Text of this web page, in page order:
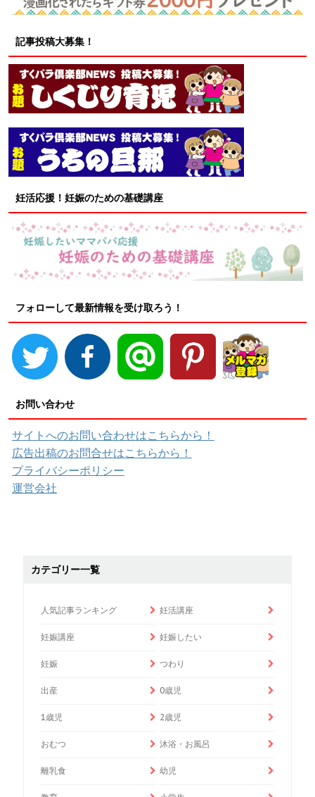
記事投稿大募集！
妊活応援！妊娠のための基礎講座
フォローして最新情報を受け取ろう！
お問い合わせ
サイトへのお問い合わせはこちらから！
広告出稿のお問合せはこちらから！
プライバシーポリシー
運営会社
カテゴリー一覧
人気記事ランキング 妊活講座
妊娠講座 妊娠したい
妊娠 つわり
出産 0歳児
1歳児 2歳児
おむつ 沐浴・お風呂
離乳食 幼児